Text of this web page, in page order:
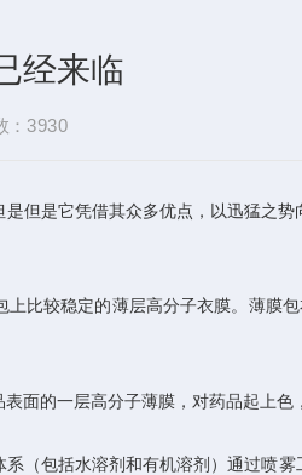
经来临
：3930
但是它凭借其众多优点，以迅猛之
比较稳定的薄层高分子衣膜。薄膜
面的一层高分子薄膜，对药品起上
（包括水溶剂和有机溶剂）通过喷